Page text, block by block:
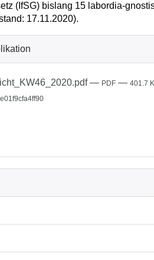
(IfSG) bislang 15 labordia-
17.11.2020).
— PDF — 401.7